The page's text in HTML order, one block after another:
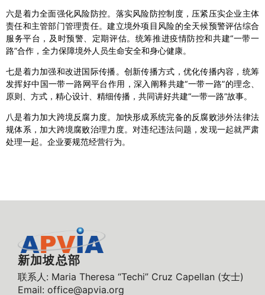
六是着力全面强化风险防控。落实风险防控制度，压紧压实企业主体
责任和主管部门管理责任。建立境外项目风险的全天候预警评估综合
服务平台，及时预警、定期评估。统筹推进疫情防控和共建“一带一
路”合作，全力保障境外人员生命安全和身心健康。
七是着力加强和改进国际传播。创新传播方式，优化传播内容，统筹
发挥好中国一带一路网平台作用，深入阐释共建“一带一路”的理念、
原则、方式，精心设计、精细传播，共同讲好共建“一带一路”故事。
八是着力加大跨境反腐力度。加快形成系统完备的反腐败涉外法律法
规体系，加大跨境腐败治理力度。对违纪违法问题，发现一起就严肃
处理一起。企业要规范经营行为。
新加坡总部
联系人: Maria Theresa “Techi” Cruz Capellan (女士)
Email: office@apvia.org